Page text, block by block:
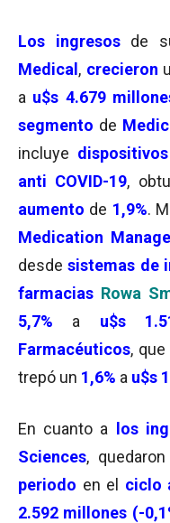
Los ingresos de
Medical , crecieron
a u$s 4.679
segmento de
incluye
anti COVID-19,
aumento de 1,9%.
Medication
desdesistemas de
farmacias Rowa
5,7% a u$s
Farmacéuticos,
trepó un 1,6% a u$s
En cuanto a los
Sciences, quedaron
periodo en el ciclo
2.592 millones (-